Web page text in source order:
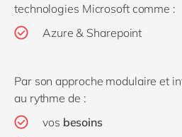
technologies Microsoft comme :
Azure & Sharepoint
Par son approche modulaire et
au rythme de :
vos besoins